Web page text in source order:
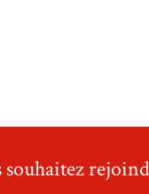
souhaitez